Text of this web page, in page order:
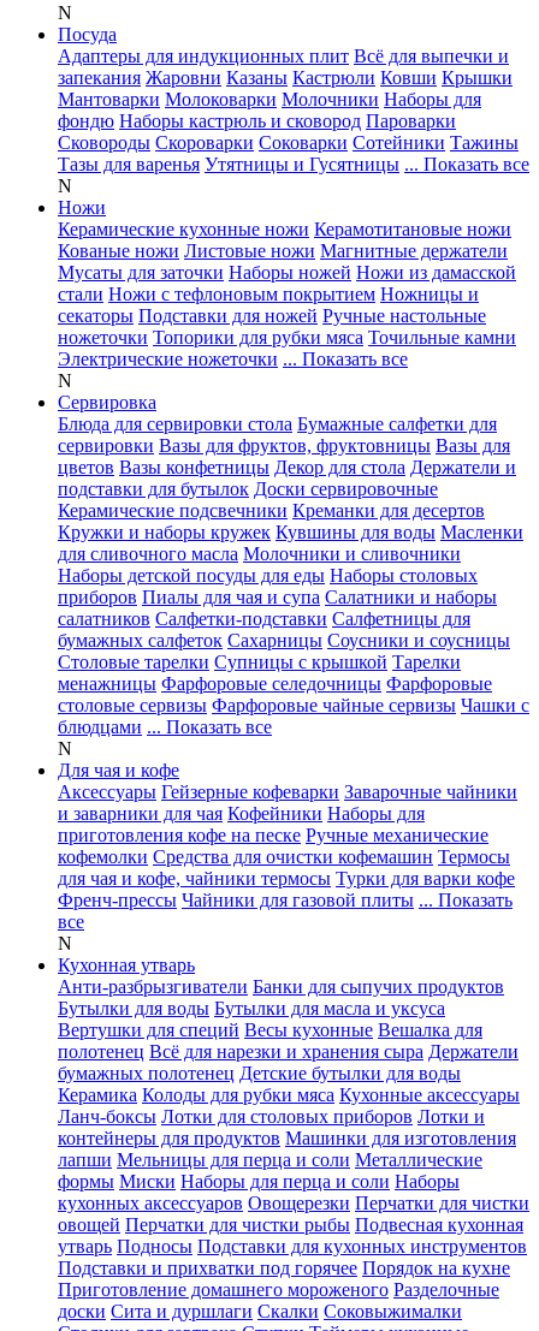
N
Посуда
Адаптеры для индукционных плит Всё для выпечки и
запекания Жаровни Казаны Кастрюли Ковши Крышки
Мантоварки Молоковарки Молочники Наборы для
фондю Наборы кастрюль и сковород Пароварки
Сковороды Скороварки Соковарки Сотейники Тажины
Тазы для варенья Утятницы и Гусятницы ... Показать все
N
Ножи
Керамические кухонные ножи Керамотитановые ножи
Кованые ножи Листовые ножи Магнитные держатели
Мусаты для заточки Наборы ножей Ножи из дамасской
стали Ножи с тефлоновым покрытием Ножницы и
секаторы Подставки для ножей Ручные настольные
ножеточки Топорики для рубки мяса Точильные камни
Электрические ножеточки ... Показать все
N
Сервировка
Блюда для сервировки стола Бумажные салфетки для
сервировки Вазы для фруктов, фруктовницы Вазы для
цветов Вазы конфетницы Декор для стола Держатели и
подставки для бутылок Доски сервировочные
Керамические подсвечники Креманки для десертов
Кружки и наборы кружек Кувшины для воды Масленки
для сливочного масла Молочники и сливочники
Наборы детской посуды для еды Наборы столовых
приборов Пиалы для чая и супа Салатники и наборы
салатников Салфетки-подставки Салфетницы для
бумажных салфеток Сахарницы Соусники и соусницы
Столовые тарелки Супницы с крышкой Тарелки
менажницы Фарфоровые селедочницы Фарфоровые
столовые сервизы Фарфоровые чайные сервизы Чашки с
блюдцами ... Показать все
N
Для чая и кофе
Аксессуары Гейзерные кофеварки Заварочные чайники
и заварники для чая Кофейники Наборы для
приготовления кофе на песке Ручные механические
кофемолки Средства для очистки кофемашин Термосы
для чая и кофе, чайники термосы Турки для варки кофе
Френч-прессы Чайники для газовой плиты ... Показать
все
N
Кухонная утварь
Анти-разбрызгиватели Банки для сыпучих продуктов
Бутылки для воды Бутылки для масла и уксуса
Вертушки для специй Весы кухонные Вешалка для
полотенец Всё для нарезки и хранения сыра Держатели
бумажных полотенец Детские бутылки для воды
Керамика Колоды для рубки мяса Кухонные аксессуары
Ланч-боксы Лотки для столовых приборов Лотки и
контейнеры для продуктов Машинки для изготовления
лапши Мельницы для перца и соли Металлические
формы Миски Наборы для перца и соли Наборы
кухонных аксессуаров Овощерезки Перчатки для чистки
овощей Перчатки для чистки рыбы Подвесная кухонная
утварь Подносы Подставки для кухонных инструментов
Подставки и прихватки под горячее Порядок на кухне
Приготовление домашнего мороженого Разделочные
доски Сита и дуршлаги Скалки Соковыжималки